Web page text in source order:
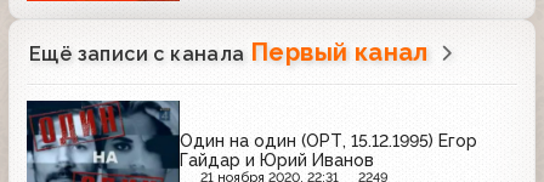
Ещё записи с канала Первый канал
Один на один (ОРТ, 15.12.1995) Егор
Гайдар и Юрий Иванов
21 ноября 2020, 22:31 2249